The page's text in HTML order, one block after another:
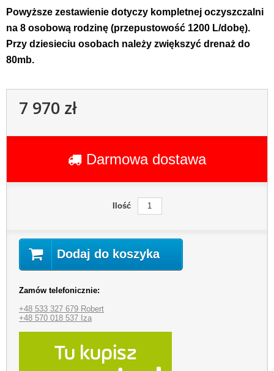
Powyższe zestawienie dotyczy kompletnej oczyszczalni
na 8 osobową rodzinę (przepustowość 1200 L/dobę).
Przy dziesieciu osobach należy zwiększyć drenaż do
80mb.
7 970 zł
Darmowa dostawa
Ilość
Dodaj do koszyka
Zamów telefonicznie:
+48 533 327 679 Robert
+48 570 018 537 Iza